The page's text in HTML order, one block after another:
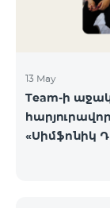
13 May
Team-ի
«Սիմֆոնիկ